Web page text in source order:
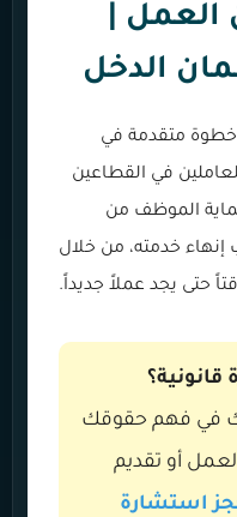
|
الدخل
متقدمة في
في القطاعين
الموظف من
خدمته، من خلال
حتى يجد عملاً جديداً.
في فهم حقوقك
أو تقديم
استشارة